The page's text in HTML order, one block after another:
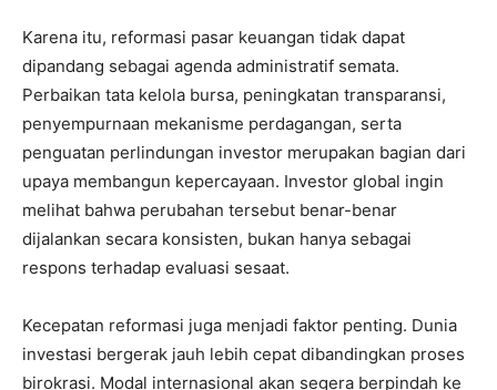
Karena itu, reformasi pasar keuangan tidak dapat
dipandang sebagai agenda administratif semata.
Perbaikan tata kelola bursa, peningkatan transparansi,
penyempurnaan mekanisme perdagangan, serta
penguatan perlindungan investor merupakan bagian dari
upaya membangun kepercayaan. Investor global ingin
melihat bahwa perubahan tersebut benar-benar
dijalankan secara konsisten, bukan hanya sebagai
respons terhadap evaluasi sesaat.
Kecepatan reformasi juga menjadi faktor penting. Dunia
investasi bergerak jauh lebih cepat dibandingkan proses
birokrasi. Modal internasional akan segera berpindah ke